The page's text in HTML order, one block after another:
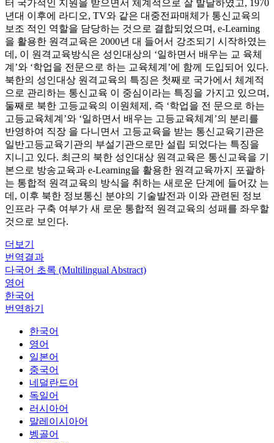
터 국가적인 지원을 받으면서 체계적으로 잘 발달하였고, 1970
년대 이후에 라디오, TV와 같은 대중전파매체가 통신교육의
보조 적인 역할을 담당하는 것으로 결합되었으며, e-Learning
을 활용한 원격교육은 2000년 대 들어서 강조되기 시작하였는
데, 이 원격교육방식은 성인대상의 ‘일하면서 배우는 교 육체
계’와 ‘학업을 전문으로 하는 교육체계’에 함께 도입되어 있다.
북한의 성인대상 원격교육의 특징은 첫째로 국가에서 체계적
으로 관리하는 통신교육 이 중심이라는 특징을 가지고 있으며,
둘째로 북한 고등교육의 이원체제, 즉 ‘학업을 전 문으로 하는
고등교육체계’와 ‘일하면서 배우는 고등교육체계’의 분리를
반영하여 직장 을 다니면서 고등교육을 받는 통신교육기관은
일반고등교육기관의 부설기관으로만 설립 되었다는 특징을
지니고 있다. 최근의 북한 성인대상 원격교육은 통신교육을 기
본으로 방송교육과 e-Learning을 활용한 원격교육까지 포괄하
는 통합적 원격교육의 방식을 취하는 새로운 단계에 들어갔 는
데, 이후 북한 정보통신 분야의 기술발전과 이와 관련된 정보
인프라 구축 여부가 새 로운 통합적 원격교육의 성패를 좌우할
것으로 보인다.
더보기
번역결과
다국어 초록 (Multilingual Abstract)
영어
한국어
번역하기
한국어
영어
일본어
중국어
네덜란드어
독일어
러시아어
말레이시아어
벵골어